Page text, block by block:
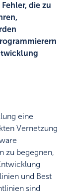
die zu
eine
Vernetzung
zu begegnen,
und Best
sind